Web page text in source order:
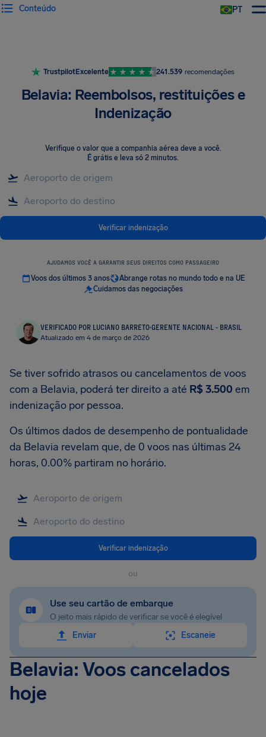
PT
Conteúdo
TrustpilotExcelente 241.539 recomendações
Belavia: Reembolsos, restituições e
Indenização
Verifique o valor que a companhia aérea deve a você.
É grátis e leva só 2 minutos.
Verificar indenização
AJUDAMOS VOCÊ A GARANTIR SEUS DIREITOS COMO PASSAGEIRO
Voos dos últimos 3 anos
Abrange rotas no mundo todo e na UE
Cuidamos das negociações
VERIFICADO POR LUCIANO BARRETO·GERENTE NACIONAL - BRASIL
Atualizado em 4 de março de 2026
Se tiver sofrido atrasos ou cancelamentos de voos
com a Belavia, poderá ter direito a até R$ 3.500 em
indenização por pessoa.
Os últimos dados de desempenho de pontualidade
da Belavia revelam que, de 0 voos nas últimas 24
horas, 0.00% partiram no horário.
Verificar indenização
ou
Use seu cartão de embarque
O jeito mais rápido de verificar se você é elegível
Enviar
Escaneie
Belavia: Voos cancelados
hoje